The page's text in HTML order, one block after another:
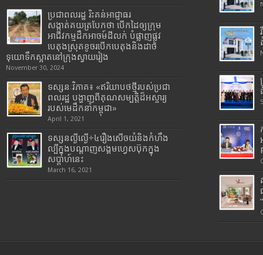
ប្រជាពលរដ្ឋ រិះគន់អាជ្ញាធរ
សង្កាត់គយត្របែកថា បើកដៃឲ្យក្រុម
អាជីវកម្មដឹកអាចម៍ដីលក់ បំផ្លាញផ្លូវ
បេតុងស្រុតខូចរបើកបេតុងនិងដាច់
ទុយោទឹកស្អាតនៅក្រុងស្វាយរៀង
November 30, 2024
ទស្សនៈវិភាគ៖ «ឥរិយាបថថ្មីរបស់ប្រជា
ពលរដ្ឋ បង្ហាញពីគុណសម្បត្តិដ៏អស្ចារ្យ
របស់មេដឹកនាំកម្ពុជា»
April 1, 2021
ទស្សនល្ងីល្ងើ÷៤រឿងសើចយំនិងកំហឹង
ល្បីក្នុងបណ្តាញសង្គមហ្វេសប៊ុកក្នុង
សប្តាហ៍នេះ
March 16, 2021